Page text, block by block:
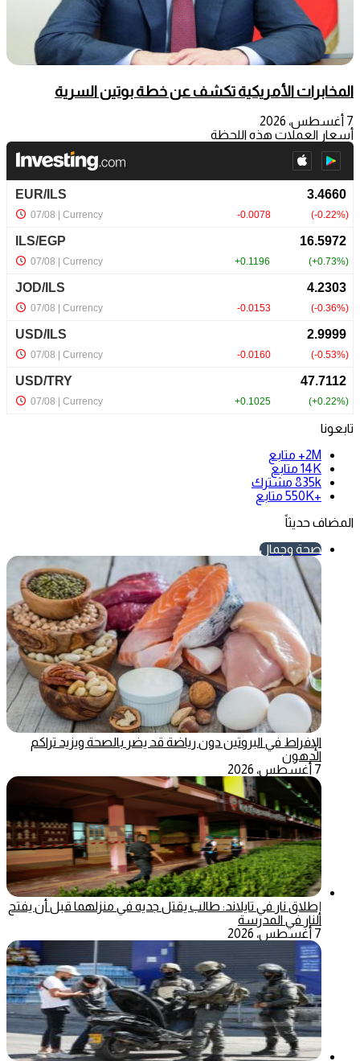
المخابرات الأمريكية تكشف عن خطة بوتين السرية
7 أغسطس، 2026
أسعار العملات هذه اللحظة
تابعونا
2M+
متابع
14K متابع
835k مشترك
+550K
متابع
المضاف حديثاً
صحة وجمال
الإفراط في البروتين دون رياضة قد يضر بالصحة ويزيد تراكم
الدهون
7 أغسطس، 2026
إطلاق نار في تايلاند: طالب يقتل جديه في منزلهما قبل أن يفتح
النار في المدرسة
7 أغسطس، 2026